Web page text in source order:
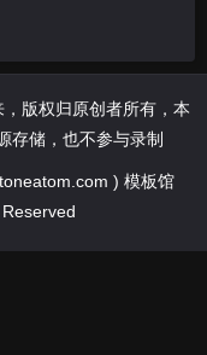
版权归原创者所有，本
存储，也不参与录制
) 模板馆